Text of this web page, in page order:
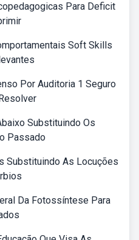
Para Deficit
Soft Skills
Por Auditoria 1 Seguro
Substituindo Os
Passado
Substituindo As Locuções
Da Fotossíntese Para